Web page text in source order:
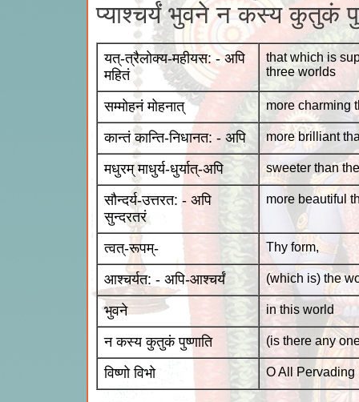
प्याश्चर्यं भुवने न कस्य कुतुकं
यत्-त्रैलोक्य-महीयस: - अपि
महितं
that which is
three worlds
सम्मोहनं मोहनात् more charming
कान्तं कान्ति-निधानत: - अपि more brilliant
मधुरम् माधुर्य-धुर्यात्-अपि sweeter than
सौन्दर्य-उत्तरत: - अपि
सुन्दरतरं
more beautiful
त्वत्-रूपम्- Thy form,
आश्चर्यत: - अपि-आश्चर्यं (which is) the
भुवने in this world
न कस्य कुतुकं पुष्णाति (is there any
विष्णो विभो O All Pervading